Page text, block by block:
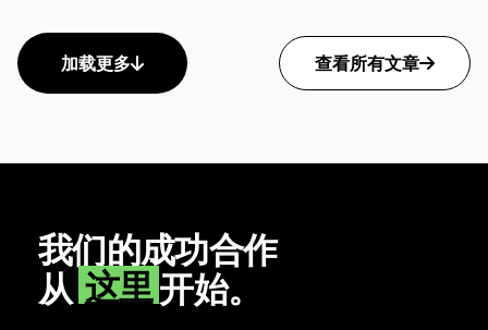
加载更多 查看所有文章
我们的成功合作
从 这里开始。